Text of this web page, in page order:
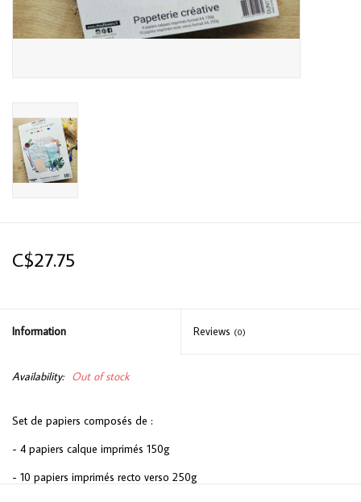
C$27.75
Information Reviews (0)
Availability: Out of stock
Set de papiers composés de :
- 4 papiers calque imprimés 150g
- 10 papiers imprimés recto verso 250g